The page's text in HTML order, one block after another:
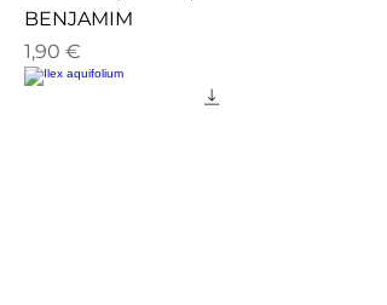
BENJAMIM
Preço
1,90 €